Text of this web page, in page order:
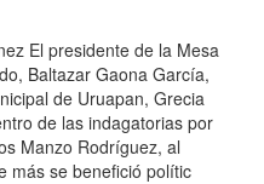
El presidente de la Mesa
Baltazar Gaona García,
de Uruapan, Grecia
de las indagatorias por
Manzo Rodríguez, al
más se benefició polític